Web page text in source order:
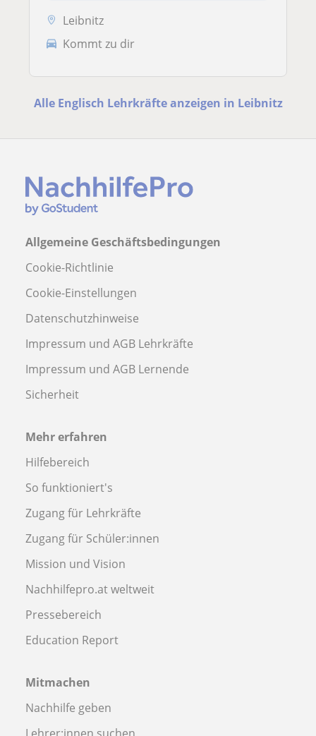
Leibnitz
Kommt zu dir
Alle Englisch Lehrkräfte anzeigen in Leibnitz
Allgemeine Geschäftsbedingungen
Cookie-Richtlinie
Cookie-Einstellungen
Datenschutzhinweise
Impressum und AGB Lehrkräfte
Impressum und AGB Lernende
Sicherheit
Mehr erfahren
Hilfebereich
So funktioniert's
Zugang für Lehrkräfte
Zugang für Schüler:innen
Mission und Vision
Nachhilfepro.at weltweit
Pressebereich
Education Report
Mitmachen
Nachhilfe geben